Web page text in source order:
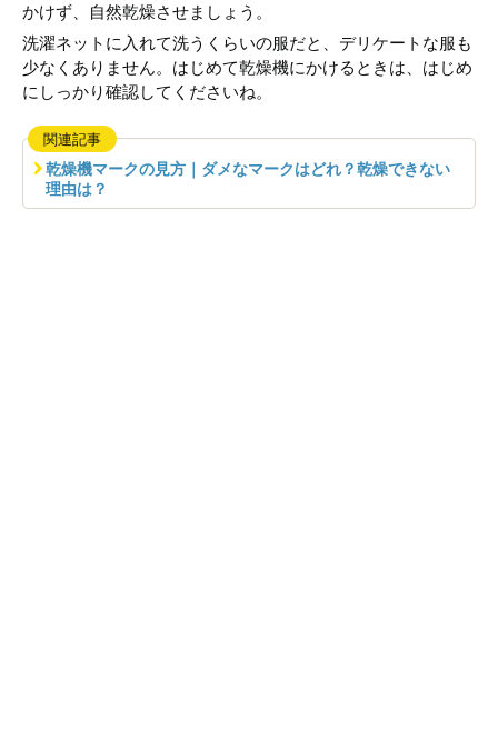
かけず、自然乾燥させましょう。
洗濯ネットに入れて洗うくらいの服だと、デリケートな服も
少なくありません。はじめて乾燥機にかけるときは、はじめ
にしっかり確認してくださいね。
関連記事
乾燥機マークの見方｜ダメなマークはどれ？乾燥できない
理由は？